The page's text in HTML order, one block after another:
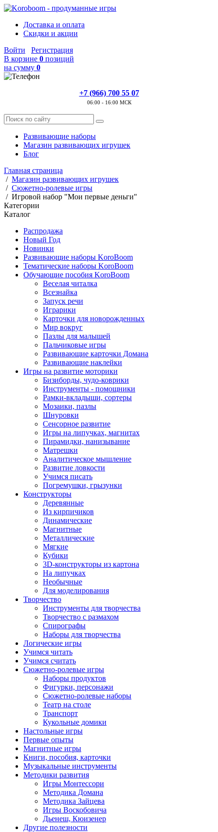
Доставка и оплата
Скидки и акции
Войти
Регистрация
В корзине 0 позиций
на сумму 0
+7 (966) 700 55 07
06:00 - 16:00 МСК
Развивающие наборы
Магазин развивающих игрушек
Блог
Главная страница
/ Магазин развивающих игрушек
/ Сюжетно-ролевые игры
/ Игровой набор "Мои первые деньги"
Категории
Каталог
Распродажа
Новый Год
Новинки
Развивающие наборы KoroBoom
Тематические наборы KoroBoom
Обучающие пособия KoroBoom
Веселая читалка
Всезнайка
Запуск речи
Играрики
Карточки для новорожденных
Мир вокруг
Пазлы для малышей
Пальчиковые игры
Развивающие карточки Домана
Развивающие наклейки
Игры на развитие моторики
Бизиборды, чудо-коврики
Инструменты - помощники
Рамки-вкладыши, сортеры
Мозаики, пазлы
Шнуровки
Сенсорное развитие
Игры на липучках, магнитах
Пирамидки, нанизывание
Матрешки
Аналитическое мышление
Развитие ловкости
Учимся писать
Погремушки, грызунки
Конструкторы
Деревянные
Из кирпичиков
Динамические
Магнитные
Металлические
Мягкие
Кубики
3D-конструкторы из картона
На липучках
Необычные
Для моделирования
Творчество
Инструменты для творчества
Творчество с размахом
Спирографы
Наборы для творчества
Логические игры
Учимся читать
Учимся считать
Сюжетно-ролевые игры
Наборы продуктов
Фигурки, персонажи
Сюжетно-ролевые наборы
Театр на столе
Транспорт
Кукольные домики
Настольные игры
Первые опыты
Магнитные игры
Книги, пособия, карточки
Музыкальные инструменты
Методики развития
Игры Монтессори
Методика Домана
Методика Зайцева
Игры Воскобовича
Дьенеш, Кюизенер
Другие полезности